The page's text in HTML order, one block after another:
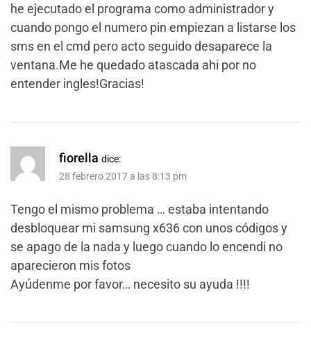
he ejecutado el programa como administrador y
cuando pongo el numero pin empiezan a listarse los
sms en el cmd pero acto seguido desaparece la
ventana.Me he quedado atascada ahi por no
entender ingles!Gracias!
fiorella dice:
28 febrero 2017 a las 8:13 pm
Tengo el mismo problema … estaba intentando
desbloquear mi samsung x636 con unos códigos y
se apago de la nada y luego cuando lo encendi no
aparecieron mis fotos
Ayúdenme por favor… necesito su ayuda !!!!